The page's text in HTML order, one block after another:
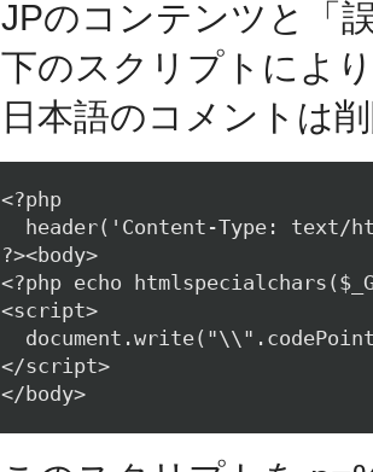
JPのコンテンツと「
下のスクリプトによ
日本語のコメントは
<?php
header('Content-Type: text/
?><body>
<?php echo
<script>
</script>